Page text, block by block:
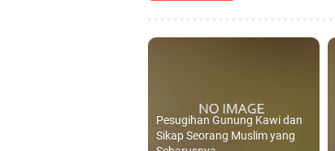
Pesugihan Gunung Kawi dan
Sikap Seorang Muslim yang